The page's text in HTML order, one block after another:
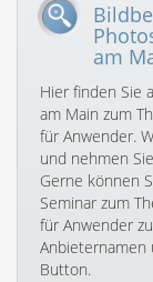
am
Hier finden Sie
am Main zum
für Anwender.
und nehmen
Gerne können
Seminar zum
für Anwender
Anbieternamen
Button.